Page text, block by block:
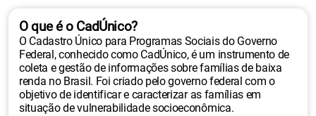
O que é o CadÚnico?
O Cadastro Único para Programas Sociais do Governo
Federal, conhecido como CadÚnico, é um instrumento de
coleta e gestão de informações sobre famílias de baixa
renda no Brasil. Foi criado pelo governo federal com o
objetivo de identificar e caracterizar as famílias em
situação de vulnerabilidade socioeconômica.